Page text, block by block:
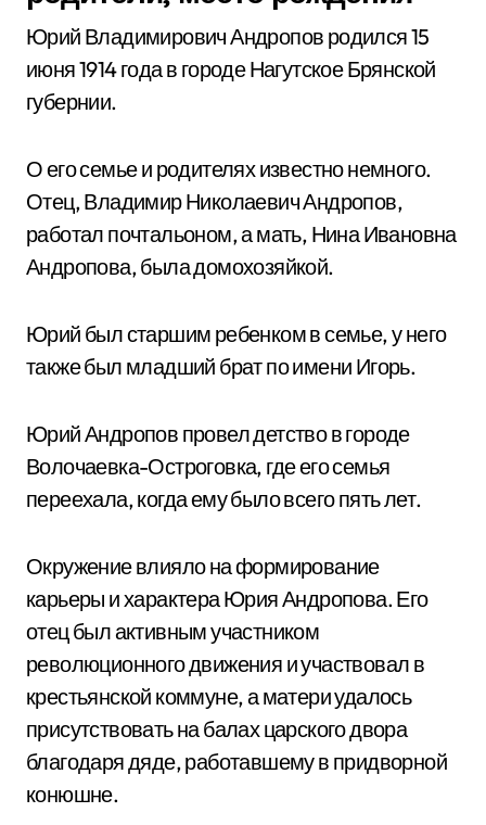
Юрий Владимирович Андропов родился 15
июня 1914 года в городе Нагутское Брянской
губернии.
О его семье и родителях известно немного.
Отец, Владимир Николаевич Андропов,
работал почтальоном, а мать, Нина Ивановна
Андропова, была домохозяйкой.
Юрий был старшим ребенком в семье, у него
также был младший брат по имени Игорь.
Юрий Андропов провел детство в городе
Волочаевка-Остроговка, где его семья
переехала, когда ему было всего пять лет.
Окружение влияло на формирование
карьеры и характера Юрия Андропова. Его
отец был активным участником
революционного движения и участвовал в
крестьянской коммуне, а матери удалось
присутствовать на балах царского двора
благодаря дяде, работавшему в придворной
конюшне.